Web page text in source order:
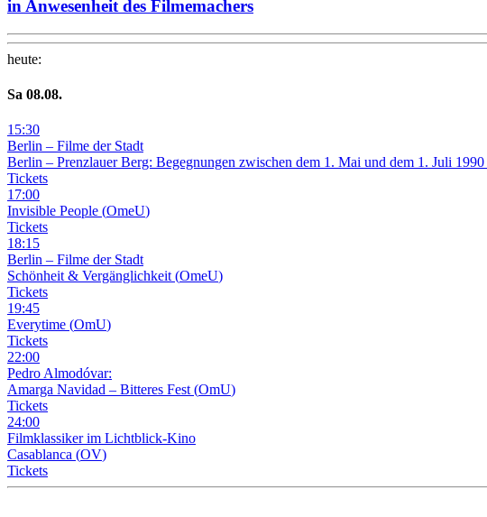
in Anwesenheit des Filmemachers
heute:
Sa 08.08.
15:30
Berlin – Filme der Stadt
Berlin – Prenzlauer Berg: Begegnungen zwischen dem 1. Mai und dem 1. Juli 1990
Tickets
17:00
Invisible People (OmeU)
Tickets
18:15
Berlin – Filme der Stadt
Schönheit & Vergänglichkeit (OmeU)
Tickets
19:45
Everytime (OmU)
Tickets
22:00
Pedro Almodóvar:
Amarga Navidad – Bitteres Fest (OmU)
Tickets
24:00
Filmklassiker im Lichtblick-Kino
Casablanca (OV)
Tickets